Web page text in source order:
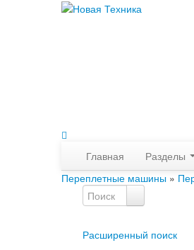
Главная Разделы
Переплетные машины »
Расширенный поиск